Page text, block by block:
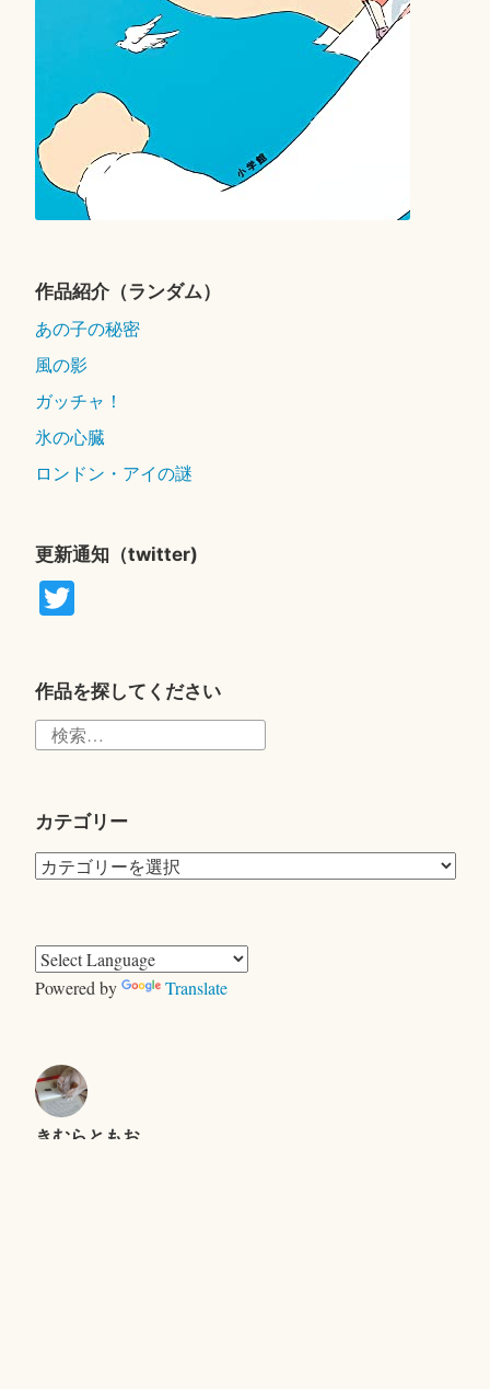
作品紹介（ランダム）
あの子の秘密
風の影
ガッチャ！
氷の心臓
ロンドン・アイの謎
更新通知（twitter)
T
r
作品を探してください
カテゴリー
カ
リ
ー
Powered by Translate
きむらともお